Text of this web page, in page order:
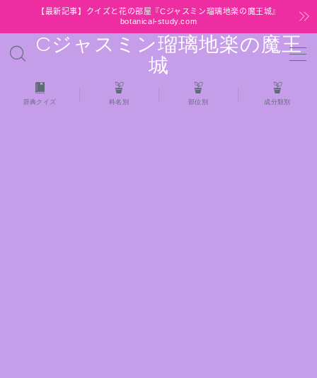
【最新記事】クイズと花の部屋『Cジャスミン瑠璃地楽の魔王城』
botanical-study.com
Cジャスミン瑠璃地楽の魔王
城
MENU
HOME
辞典クイズ 科名別 部位別 成分類別